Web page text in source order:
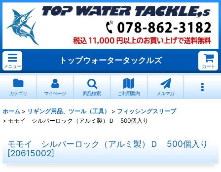
メニュー
トップウォータータックルズ
カート
カテゴリ マイページ 商品検索 ご利用案内 メルマガ
ホーム > リギング用品、ツール（工具） > フィッシングスリーブ
> モモイ シルバーロック（アルミ製）Ｄ 500個入り
モモイ シルバーロック（アルミ製）Ｄ 500個入り
[20615002]